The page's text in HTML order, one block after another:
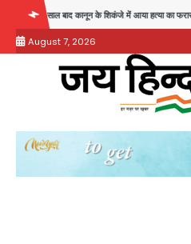
content
28 साल बाद कानून के शिकंजे में आया हत्या का फरार आरोपी
August 7, 2026